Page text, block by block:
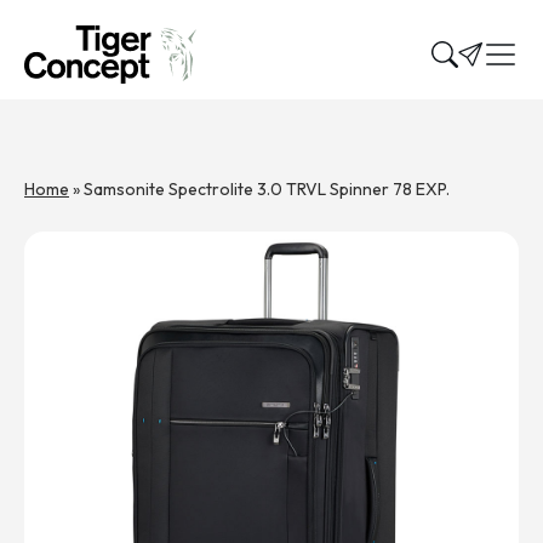
Home »Samsonite Spectrolite 3.0 TRVL Spinner 78 EXP.